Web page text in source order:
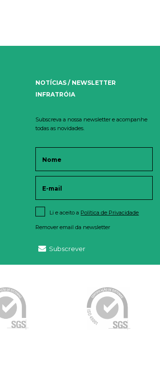
NOTÍCIAS / NEWSLETTER
INFRATRÓIA
Subscreva a nossa newsletter e acompanhe
todas as novidades.
Li e aceito a Política de Privacidade
Remover email da newsletter
Subscrever